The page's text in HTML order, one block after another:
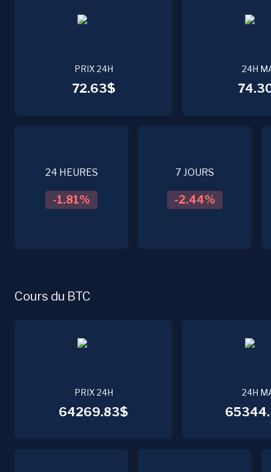
PRIX 24H
72.63$
24H
24 HEURES
-1.81%
7 JOURS
-2.44%
Cours du BTC
PRIX 24H
64269.83$
24H